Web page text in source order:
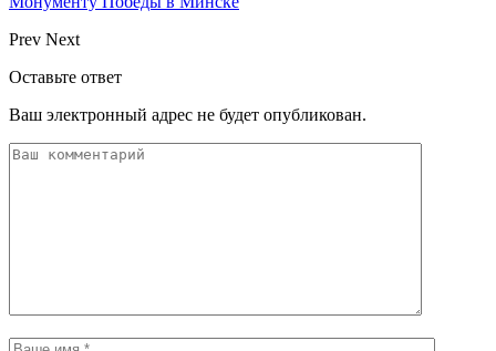
Prev Next
Оставьте ответ
Ваш электронный адрес не будет опубликован.